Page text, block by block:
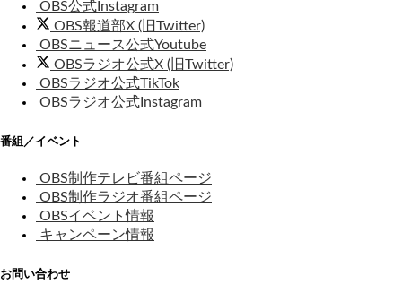
OBS公式Instagram
OBS報道部X (旧Twitter)
OBSニュース公式Youtube
OBSラジオ公式X (旧Twitter)
OBSラジオ公式TikTok
OBSラジオ公式Instagram
番組／イベント
OBS制作テレビ番組ページ
OBS制作ラジオ番組ページ
OBSイベント情報
キャンペーン情報
お問い合わせ